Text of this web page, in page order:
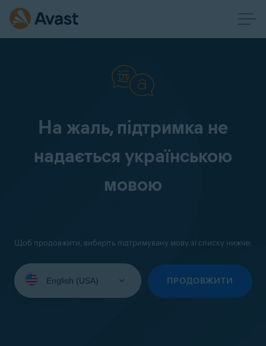
На жаль, підтримка не
надається українською
мовою
Щоб продовжити, виберіть підтримувану мову зі списку нижче:
your
ПРОДОВЖИТИ